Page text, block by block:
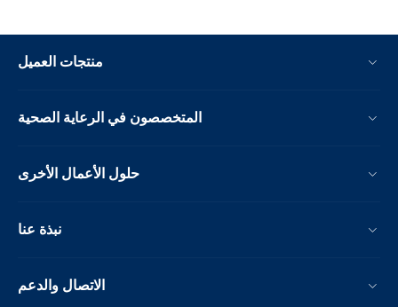
منتجات العميل
المتخصصون في الرعاية الصحية
حلول الأعمال الأخرى
نبذة عنا
الاتصال والدعم